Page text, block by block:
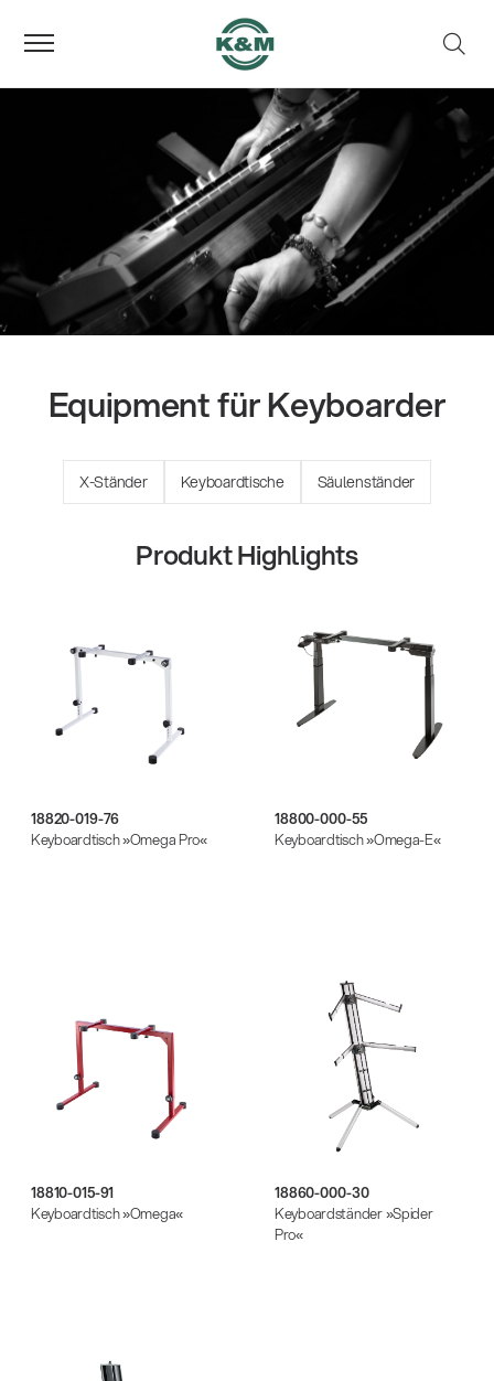
Equipment für Keyboarder
X-Ständer Keyboardtische Säulenständer
Produkt Highlights
18820-019-76
Keyboardtisch »Omega Pro«
18800-000-55
Keyboardtisch »Omega-E«
18810-015-91
Keyboardtisch »Omega«
18860-000-30
Keyboardständer »Spider
Pro«